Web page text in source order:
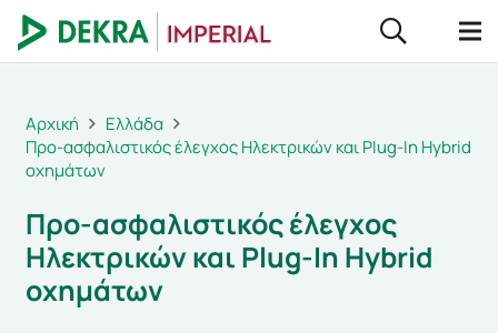
Αρχική
Ελλάδα
Προ-ασφαλιστικός έλεγχος Ηλεκτρικών και Plug-In Hybrid
οχημάτων
Προ-ασφαλιστικός έλεγχος
Ηλεκτρικών και Plug-In Hybrid
οχημάτων